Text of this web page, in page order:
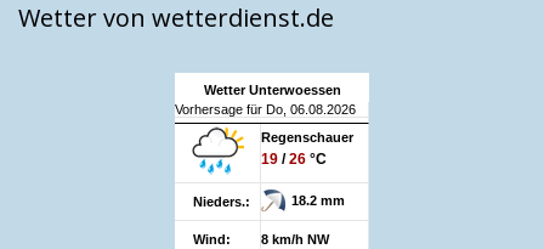
Wetter von wetterdienst.de
Wetter Unterwoessen
Vorhersage für Do, 06.08.2026
Regenschauer
19 /26 °C
Nieders.: 18.2 mm
Wind: 8 km/h NW